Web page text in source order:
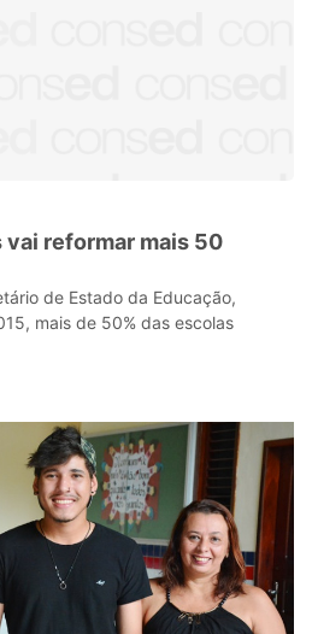
vai reformar mais 50
de Estado da Educação,
mais de 50% das escolas